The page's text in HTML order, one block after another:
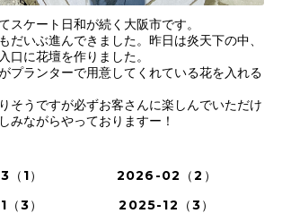
スケート日和が続く大阪市です。
だいぶ進んできました。昨日は炎天下の中、
口に花壇を作りました。
プランターで用意してくれている花を入れる
そうですが必ずお客さんに楽しんでいただけ
みながらやっておりますー！
1）
2026-02（2）
3）
2025-12（3）